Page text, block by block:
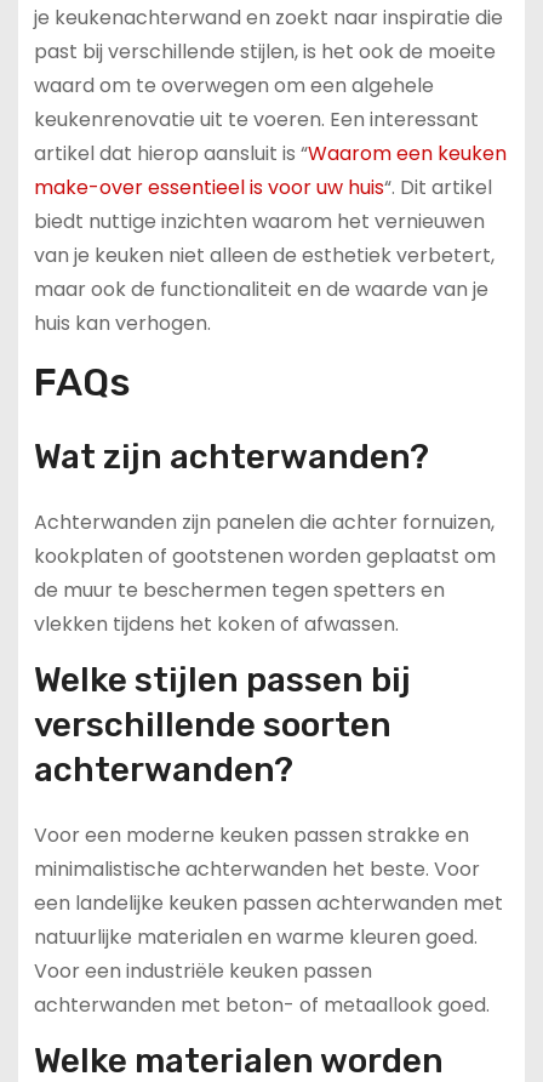
je keukenachterwand en zoekt naar inspiratie die
past bij verschillende stijlen, is het ook de moeite
waard om te overwegen om een algehele
keukenrenovatie uit te voeren. Een interessant
artikel dat hierop aansluit is “Waarom een keuken
make-over essentieel is voor uw huis“. Dit artikel
biedt nuttige inzichten waarom het vernieuwen
van je keuken niet alleen de esthetiek verbetert,
maar ook de functionaliteit en de waarde van je
huis kan verhogen.
FAQs
Wat zijn achterwanden?
Achterwanden zijn panelen die achter fornuizen,
kookplaten of gootstenen worden geplaatst om
de muur te beschermen tegen spetters en
vlekken tijdens het koken of afwassen.
Welke stijlen passen bij
verschillende soorten
achterwanden?
Voor een moderne keuken passen strakke en
minimalistische achterwanden het beste. Voor
een landelijke keuken passen achterwanden met
natuurlijke materialen en warme kleuren goed.
Voor een industriële keuken passen
achterwanden met beton- of metaallook goed.
Welke materialen worden